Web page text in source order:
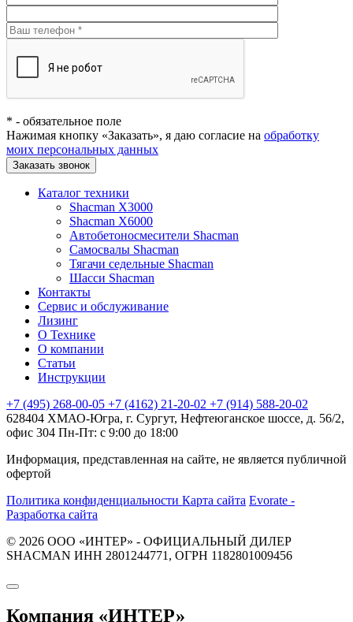
* - обязательное поле
Нажимая кнопку «Заказать», я даю согласие на обработку
моих персональных данных
Заказать звонок
Каталог техники
Shacman X3000
Shacman X6000
Автобетоносмесители Shacman
Самосвалы Shacman
Тягачи седельные Shacman
Шасси Shacman
Контакты
Сервис и обслуживание
Лизинг
О Технике
О компании
Статьи
Инструкции
+7 (495) 268-00-05 +7 (4162) 21-20-02 +7 (914) 588-20-02
628404 ХМАО-Югра, г. Сургут, Нефтеюганское шоссе, д. 56/2,
офис 304 Пн-Пт: с 9:00 до 18:00
Информация, представленная на сайте, не является публичной
офертой
Политика конфиденциальности Карта сайта Evorate -
Разработка сайта
© 2026 ООО «ИНТЕР» - ОФИЦИАЛЬНЫЙ ДИЛЕР
SHACMAN ИНН 2801244771, ОГРН 1182801009456
Компания «ИНТЕР»